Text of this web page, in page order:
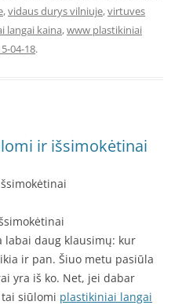
,vidaus durys vilniuje,virtuves
langai kaina,www plastikiniai
04-18.
ir išsimokėtinai
labai daug klausimų: kur
ir pan. Šiuo metu pasiūla
yra iš ko. Net, jei dabar
siūlomi plastikiniai langai